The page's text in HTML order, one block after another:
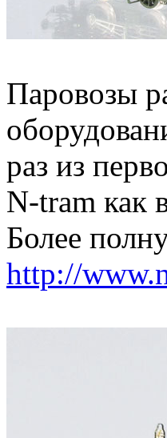
Паровозы
раз из
N-tram как
Более
http://